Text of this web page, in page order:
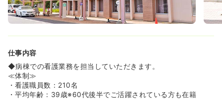
す♪
◆離職率はどんどん改善されていき、なんと今では10％を
切っております！
◆看護roo！コミュニティにて掲載されている看護技術の
基礎動画の監修病院です。看護技術の基礎をしっかりと教
えて頂ける環境があります♪
※動画が気になる方はコチラ⇒https://www.kango-
roo.com/mv/
仕事内容
◆病棟での看護業務を担当していただきます。
≪体制≫
・看護職員数：210名
・平均年齢：39歳※60代後半でご活躍されている方も在籍